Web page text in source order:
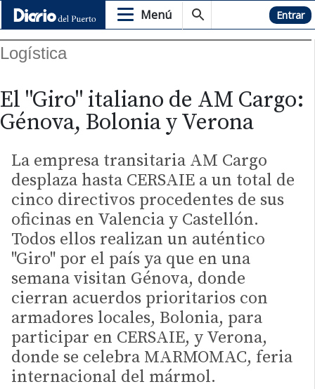
Menú Hemeroteca Entrar
Logística
El "Giro" italiano de AM Cargo:
Génova, Bolonia y Verona
La empresa transitaria AM Cargo
desplaza hasta CERSAIE a un total de
cinco directivos procedentes de sus
oficinas en Valencia y Castellón.
Todos ellos realizan un auténtico
"Giro" por el país ya que en una
semana visitan Génova, donde
cierran acuerdos prioritarios con
armadores locales, Bolonia, para
participar en CERSAIE, y Verona,
donde se celebra MARMOMAC, feria
internacional del mármol.